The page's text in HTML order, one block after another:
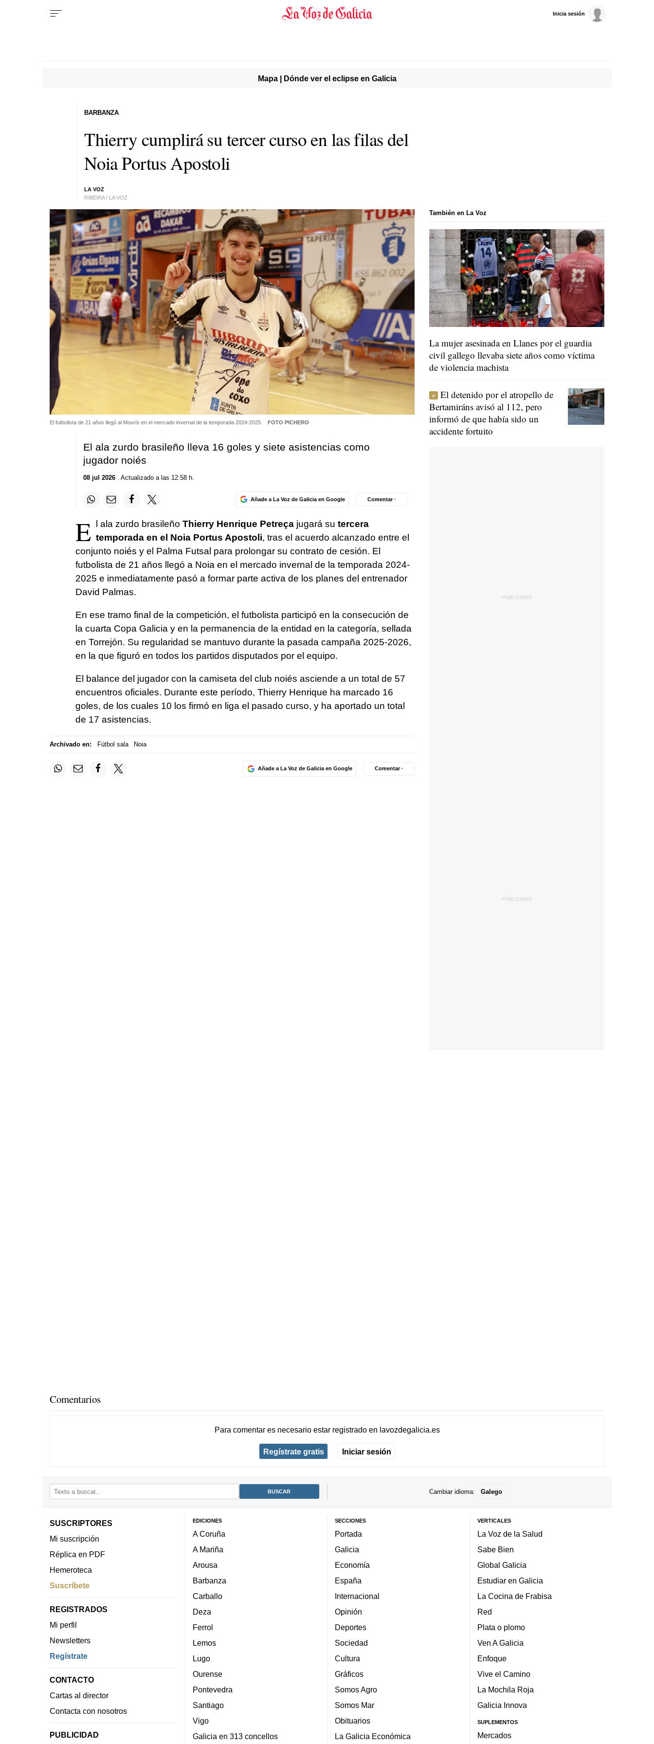
Inicia sesión
Mapa | Dónde ver el eclipse en Galicia
Thierry cumplirá su tercer curso en las filas del
Noia Portus Apostoli
LA VOZ
RIBEIRA / LA VOZ
BARBANZA
El futbolista de 21 años llegó al Mourís en el mercado invernal de la temporada 2024-2025. FOTO PICHERO
El ala zurdo brasileño lleva 16 goles y siete asistencias como
jugador noiés
08 jul 2026. Actualizado a las 12:58 h.
Añade a La Voz de Galicia en Google Comentar ·
E l ala zurdo brasileño Thierry Henrique Petreçajugará su tercera
temporada en el Noia Portus Apostoli, tras el acuerdo alcanzado entre el
conjunto noiés y el Palma Futsal para prolongar su contrato de cesión. El
futbolista de 21 años llegó a Noia en el mercado invernal de la temporada 2024-
2025 e inmediatamente pasó a formar parte activa de los planes del entrenador
David Palmas.
En ese tramo final de la competición, el futbolista participó en la consecución de
la cuarta Copa Galicia y en la permanencia de la entidad en la categoría, sellada
en Torrejón. Su regularidad se mantuvo durante la pasada campaña 2025-2026,
en la que figuró en todos los partidos disputados por el equipo.
El balance del jugador con la camiseta del club noiés asciende a un total de 57
encuentros oficiales. Durante este período, Thierry Henrique ha marcado 16
goles, de los cuales 10 los firmó en liga el pasado curso, y ha aportado un total
de 17 asistencias.
Archivado en: Fútbol sala Noia
Añade a La Voz de Galicia en Google Comentar ·
También en La Voz
La mujer asesinada en Llanes por el guardia
civil gallego llevaba siete años como víctima
de violencia machista
El detenido por el atropello de
Bertamiráns avisó al 112, pero
informó de que había sido un
accidente fortuito
Comentarios
Para comentar es necesario estar registradoen lavozdegalicia.es
Regístrate gratis Iniciar sesión
Cambiar idioma: Galego
SUSCRIPTORES
Mi suscripción
Réplica en PDF
Hemeroteca
Suscríbete
REGISTRADOS
Mi perfil
Newsletters
Regístrate
CONTACTO
Cartas al director
Contacta con nosotros
PUBLICIDAD
EDICIONES
A Coruña
A Mariña
Arousa
Barbanza
Carballo
Deza
Ferrol
Lemos
Lugo
Ourense
Pontevedra
Santiago
Vigo
Galicia en 313 concellos
SECCIONES
Portada
Galicia
Economía
España
Internacional
Opinión
Deportes
Sociedad
Cultura
Gráficos
Somos Agro
Somos Mar
Obituarios
La Galicia Económica
VERTICALES
La Voz de la Salud
Sabe Bien
Global Galicia
Estudiar en Galicia
La Cocina de Frabisa
Red
Plata o plomo
Ven A Galicia
Enfoque
Vive el Camino
La Mochila Roja
Galicia Innova
SUPLEMENTOS
Mercados